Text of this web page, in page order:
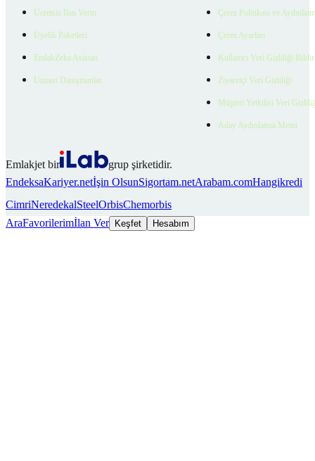
Ücretsiz İlan Verin
Üyelik Paketleri
EmlakZeka Asistan
Uzman Danışmanlar
Çerez Politikası ve
Çerez Ayarları
Kullanıcı Veri Gizliliği
Ziyaretçi Veri Gizliliği
Müşteri Yetkilisi Veri
Aday Aydınlatma Metni
Emlakjet bir
grup şirketidir.
EndeksaKariyer.netİşin OlsunSigortam.netArabam.comHangikredi
CimriNeredekalSteelOrbisChemorbis
AraFavorilerimİlan Ver Keşfet Hesabım